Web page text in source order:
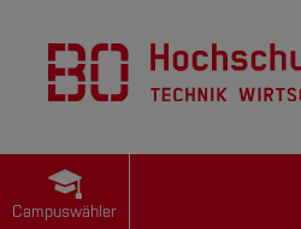
Campuswähler